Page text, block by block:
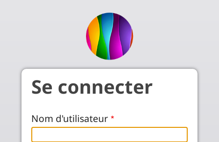
Se connecter
Nom d'utilisateur